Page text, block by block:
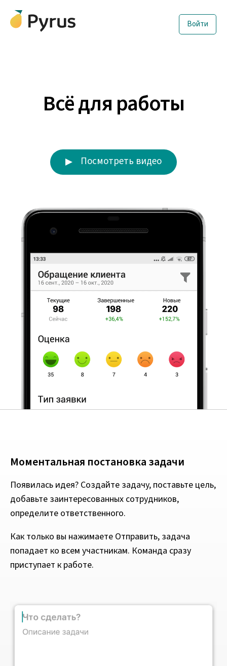
Войти
Всё для работы
Посмотреть видео
Моментальная постановка задачи
Появилась идея? Создайте задачу, поставьте цель,
добавьте заинтересованных сотрудников,
определите ответственного.
Как только вы нажимаете Отправить, задача
попадает ко всем участникам. Команда сразу
приступает к работе.